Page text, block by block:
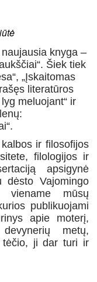
knyga –
Šiek tiek
„Įskaitomas
literatūros
meluojant“ ir
ir filosofijos
filologijos ir
apsigynė
dėsto Vajomingo
viename mūsų
publikuojami
apie moterį,
metų,
tėčio, ji dar turi ir